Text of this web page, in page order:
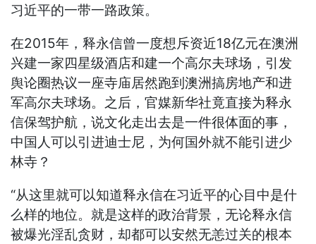
习近平的一带一路政策。
在2015年，释永信曾一度想斥资近18亿元在澳洲
兴建一家四星级酒店和建一个高尔夫球场，引发
舆论圈热议一座寺庙居然跑到澳洲搞房地产和进
军高尔夫球场。之后，官媒新华社竟直接为释永
信保驾护航，说文化走出去是一件很体面的事，
中国人可以引进迪士尼，为何国外就不能引进少
林寺？
“从这里就可以知道释永信在习近平的心目中是什
么样的地位。就是这样的政治背景，无论释永信
被爆光淫乱贪财，却都可以安然无恙过关的根本